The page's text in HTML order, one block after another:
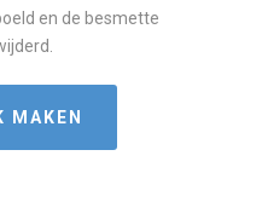
en de besmette
MAKEN